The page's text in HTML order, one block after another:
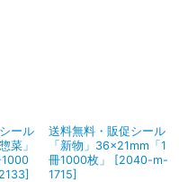
ール
菜」
]
送料無料・販促シール
「新物」36×21mm「1
冊1000枚」
[2040-m-
1715]